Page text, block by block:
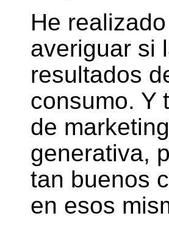
He
averiguar si
resultados
consumo. Y
de
generativa,
tan buenos
en esos